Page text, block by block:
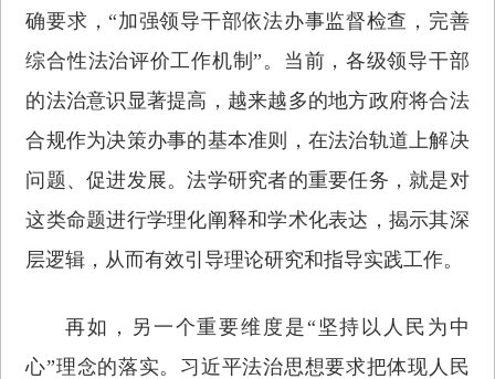
确要求，“加强领导干部依法办事监督检查，完善
综合性法治评价工作机制”。当前，各级领导干部
的法治意识显著提高，越来越多的地方政府将合法
合规作为决策办事的基本准则，在法治轨道上解决
问题、促进发展。法学研究者的重要任务，就是对
这类命题进行学理化阐释和学术化表达，揭示其深
层逻辑，从而有效引导理论研究和指导实践工作。
再如，另一个重要维度是“坚持以人民为中
心”理念的落实。习近平法治思想要求把体现人民